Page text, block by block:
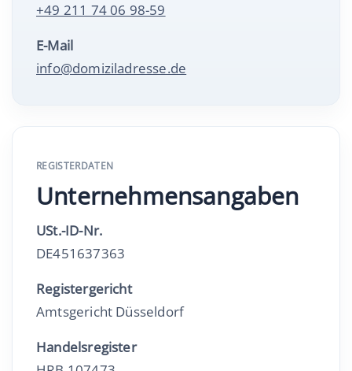
+49 211 74 06 98-59
E-Mail
info@domiziladresse.de
REGISTERDATEN
Unternehmensangaben
USt.-ID-Nr.
DE451637363
Registergericht
Amtsgericht Düsseldorf
Handelsregister